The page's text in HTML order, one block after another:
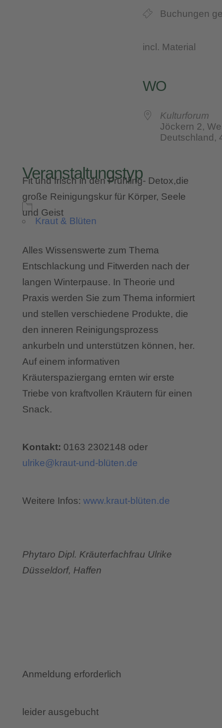
Veranstaltungstyp
Kraut & Blüten
Buchungen
incl. Material
WO
Kulturforum
Jöckern 2,
Deutschland,
Fit und frisch in den Frühling- Detox,die
große Reinigungskur für Körper, Seele
und Geist
Alles Wissenswerte zum Thema
Entschlackung und Fitwerden nach der
langen Winterpause. In Theorie und
Praxis werden Sie zum Thema informiert
und stellen verschiedene Produkte, die
den inneren Reinigungsprozess
ankurbeln und unterstützen können, her.
Auf einem informativen
Kräuterspaziergang ernten wir erste
Triebe von kraftvollen Kräutern für einen
Snack.
Kontakt: 0163 2302148 oder
ulrike@kraut-und-blüten.de
Weitere Infos: www.kraut-blüten.de
Phytaro Dipl. Kräuterfachfrau Ulrike
Düsseldorf, Haffen
Anmeldung erforderlich
leider ausgebucht